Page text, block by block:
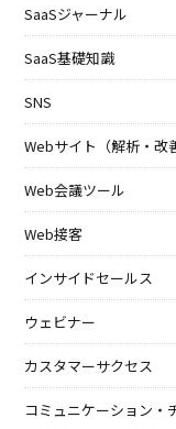
SaaSジャーナル
SaaS基礎知識
SNS
Webサイト（解析・改
Web会議ツール
Web接客
インサイドセールス
ウェビナー
カスタマーサクセス
コミュニケーション・